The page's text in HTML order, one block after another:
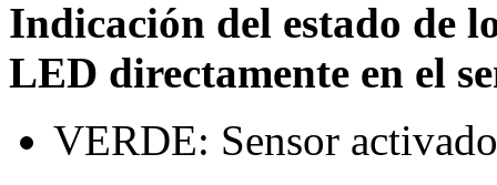
Indicación del estado de
LED directamente en el
VERDE: Sensor